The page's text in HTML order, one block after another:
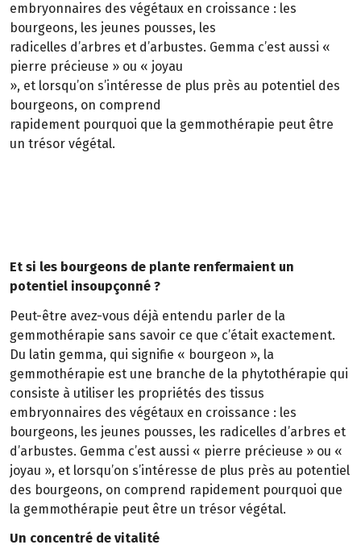
embryonnaires des végétaux en croissance : les
bourgeons, les jeunes pousses, les
radicelles d’arbres et d’arbustes. Gemma c’est aussi «
pierre précieuse » ou « joyau
», et lorsqu’on s’intéresse de plus près au potentiel des
bourgeons, on comprend
rapidement pourquoi que la gemmothérapie peut être
un trésor végétal.
Et si les bourgeons de plante renfermaient un
potentiel insoupçonné ?
Peut-être avez-vous déjà entendu parler de la
gemmothérapie sans savoir ce que c’était exactement.
Du latin gemma, qui signifie « bourgeon », la
gemmothérapie est une branche de la phytothérapie qui
consiste à utiliser les propriétés des tissus
embryonnaires des végétaux en croissance : les
bourgeons, les jeunes pousses, les radicelles d’arbres et
d’arbustes. Gemma c’est aussi « pierre précieuse » ou «
joyau », et lorsqu’on s’intéresse de plus près au potentiel
des bourgeons, on comprend rapidement pourquoi que
la gemmothérapie peut être un trésor végétal.
Un concentré de vitalité